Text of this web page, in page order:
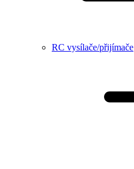
RC vysílače/přijímače